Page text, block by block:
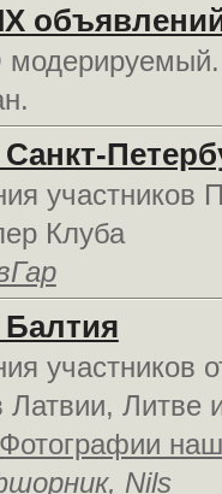
участников
Клуба
участников
Латвии, Литве
Фотографии
, Nils